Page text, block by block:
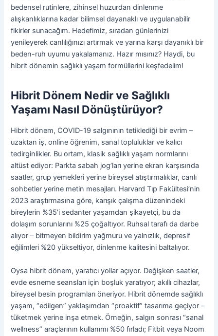
bedensel rutinlere, zihinsel huzurdan dinlenme
alışkanlıklarına kadar bilimsel dayanaklı ve uygulanabilir
fikirler sunacağım. Hedefimiz, sıradan günlerinizi
yenileyerek canlılığınızı artırmak ve yarına karşı dayanıklı bir
beden-ruh uyumu yakalamanız. Hazır mısınız? Haydi, bu
hibrit dönemin sağlıklı yaşam formüllerini keşfedelim!
Hibrit Dönem Nedir ve Sağlıklı
Yaşamı Nasıl Dönüştürüyor?
Hibrit dönem, COVID-19 salgınının tetiklediği bir evrim –
uzaktan iş, online öğrenim, sanal topluluklar ve kalıcı
tedirginlikler. Bu ortam, klasik sağlıklı yaşam normlarını
altüst ediyor: Parkta sabah jog’ları yerine ekran karşısında
saatler, grup yemekleri yerine bireysel atıştırmalıklar, canlı
sohbetler yerine metin mesajları. Harvard Tıp Fakültesi’nin
2023 araştırmasına göre, karışık çalışma düzenindeki
bireylerin %35’i sedanter yaşamdan şikayetçi, bu da
dolaşım sorunlarını %25 çoğaltıyor. Ruhsal tarafı da darbe
alıyor – bitmeyen bildirim yağmuru ve yalnızlık, depresif
eğilimleri %20 yükseltiyor, dinlenme kalitesini baltalıyor.
Oysa hibrit dönem, yaratıcı yollar açıyor. Değişken saatler,
evde esneme seansları için boşluk yaratıyor; akıllı cihazlar,
bireysel besin programları öneriyor. Hibrit dönemde sağlıklı
yaşam, “edilgen” yaklaşımdan “proaktif” tasarıma geçiyor –
tüketmek yerine inşa etmek. Örneğin, salgın sonrası “sanal
wellness” araçlarının kullanımı %50 fırladı; Fitbit veya Noom